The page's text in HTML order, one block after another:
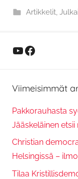
Artikkelit,
YouTube
Facebook
Viimeisimmät
Pakkorauhasta
Jääskeläinen
Christian
Helsingissä –
Tilaa